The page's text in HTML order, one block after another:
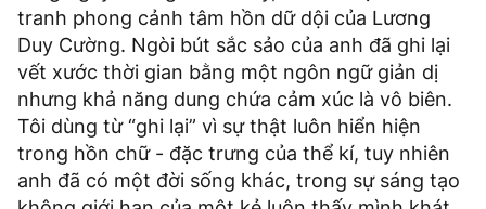
tranh phong cảnh tâm hồn dữ dội của Lương
Duy Cường. Ngòi bút sắc sảo của anh đã ghi lại
vết xước thời gian bằng một ngôn ngữ giản dị
nhưng khả năng dung chứa cảm xúc là vô biên.
Tôi dùng từ “ghi lại” vì sự thật luôn hiển hiện
trong hồn chữ - đặc trưng của thể kí, tuy nhiên
anh đã có một đời sống khác, trong sự sáng tạo